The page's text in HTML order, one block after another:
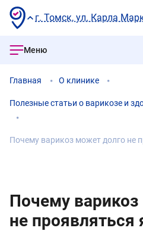
г. Томск, ул. Карла
Меню
Главная О клинике
Полезные статьи о варикозе и
Почему варикоз может долго не
Почему
не проявляться